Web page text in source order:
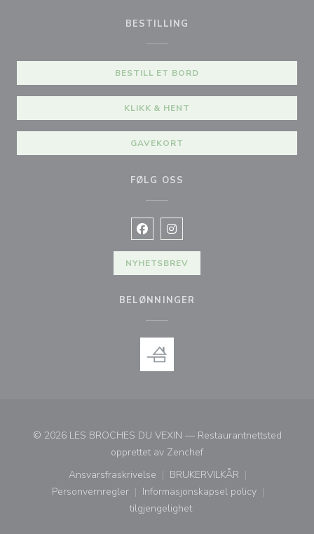
BESTILLING
BESTILL ET BORD
KLIKK & HENT
GAVEKORT
FØLG OSS
Facebook ((åpner i et nytt vindu))
Instagram ((åpner i et nytt
NYHETSBREV
BELØNNINGER
© 2026 LES BROCHES DU VEXIN — Restaurantnettsted
opprettet av Zenchef((åpner i et nytt vindu))
Ansvarsfraskrivelse
((åpner i et nytt vindu))
BRUKERVILKÅR
((åpner i et nytt vindu))
Personvernregler
((åpner i et nytt vindu))
Informasjonskapsel policy
((åpner i et nytt vindu))
tilgjengelighet
((åpner i et nytt vindu))